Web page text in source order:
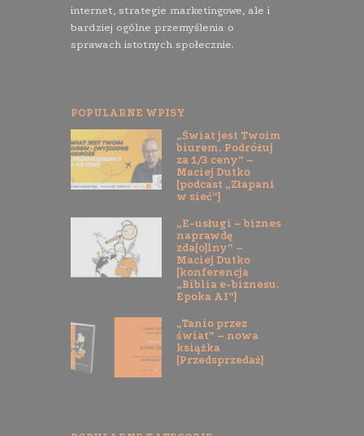
internet, strategie marketingowe, ale i
bardziej ogólne przemyślenia o
sprawach istotnych społecznie.
POPULARNE WPISY
„Świat jest Twoim
biurem. Podróżuj
za 1/3 ceny” –
Maciej Dutko
[podcast „Złapani
w sieć”]
„E-usługi – biznes
naprawdę
zda[o]lny” –
Maciej Dutko
[konferencja
„Biblia e-biznesu.
Epoka AI”]
„Tanio przez
świat” – nowa
książka
[Przedsprzedaż]